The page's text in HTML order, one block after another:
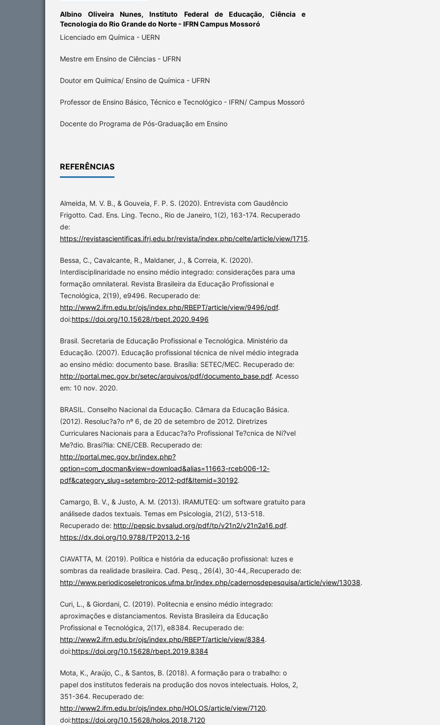
Albino Oliveira Nunes,Instituto Federal de Educação, Ciência e
Tecnologia do Rio Grande do Norte - IFRN Campus Mossoró
Licenciado em Química - UERN
Mestre em Ensino de Ciências - UFRN
Doutor em Química/ Ensino de Química - UFRN
Professor de Ensino Básico, Técnico e Tecnológico - IFRN/ Campus Mossoró
Docente do Programa de Pós-Graduação em Ensino
REFERÊNCIAS
Almeida, M. V. B., & Gouveia, F. P. S. (2020). Entrevista com Gaudêncio
Frigotto. Cad. Ens. Ling. Tecno., Rio de Janeiro, 1(2), 163-174. Recuperado
de:
https://revistascientificas.ifrj.edu.br/revista/index.php/celte/article/view/1715.
Bessa, C., Cavalcante, R., Maldaner, J., & Correia, K. (2020).
Interdisciplinaridade no ensino médio integrado: considerações para uma
formação omnilateral. Revista Brasileira da Educação Profissional e
Tecnológica, 2(19), e9496. Recuperado de:
http://www2.ifrn.edu.br/ojs/index.php/RBEPT/article/view/9496/pdf.
doi:https://doi.org/10.15628/rbept.2020.9496
Brasil. Secretaria de Educação Profissional e Tecnológica. Ministério da
Educação. (2007). Educação profissional técnica de nível médio integrada
ao ensino médio: documento base. Brasília: SETEC/MEC. Recuperado de:
http://portal.mec.gov.br/setec/arquivos/pdf/documento_base.pdf. Acesso
em: 10 nov. 2020.
BRASIL. Conselho Nacional da Educação. Câmara da Educação Básica.
(2012). Resoluc?a?o nº 6, de 20 de setembro de 2012. Diretrizes
Curriculares Nacionais para a Educac?a?o Profissional Te?cnica de Ni?vel
Me?dio. Brasi?lia: CNE/CEB. Recuperado de:
http://portal.mec.gov.br/index.php?
option=com_docman&view=download&alias=11663-rceb006-12-
pdf&category_slug=setembro-2012-pdf&Itemid=30192.
Camargo, B. V., & Justo, A. M. (2013). IRAMUTEQ: um software gratuito para
análisede dados textuais. Temas em Psicologia, 21(2), 513-518.
Recuperado de: http://pepsic.bvsalud.org/pdf/tp/v21n2/v21n2a16.pdf.
https://dx.doi.org/10.9788/TP2013.2-16
CIAVATTA, M. (2019). Política e história da educação profissional: luzes e
sombras da realidade brasileira. Cad. Pesq., 26(4), 30-44,.Recuperado de:
http://www.periodicoseletronicos.ufma.br/index.php/cadernosdepesquisa/article/view/13038.
Curi, L., & Giordani, C. (2019). Politecnia e ensino médio integrado:
aproximações e distanciamentos. Revista Brasileira da Educação
Profissional e Tecnológica, 2(17), e8384. Recuperado de:
http://www2.ifrn.edu.br/ojs/index.php/RBEPT/article/view/8384.
doi:https://doi.org/10.15628/rbept.2019.8384
Mota, K., Araújo, C., & Santos, B. (2018). A formação para o trabalho: o
papel dos institutos federais na produção dos novos intelectuais. Holos, 2,
351-364. Recuperado de:
http://www2.ifrn.edu.br/ojs/index.php/HOLOS/article/view/7120.
doi:https://doi.org/10.15628/holos.2018.7120